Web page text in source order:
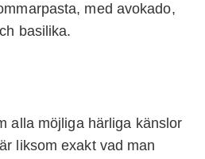
med avokado,
basilika.
alla möjliga härliga känslor
liksom exakt vad man